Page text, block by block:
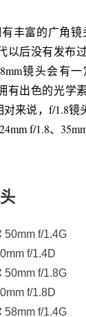
丰富的广角镜
以后没有发布
镜头会有
有出色的光学
来说，f/1.8镜
f/1.8、
50mm f/1.4G
f/1.4D
50mm f/1.8G
f/1.8D
58mm f/1.4G